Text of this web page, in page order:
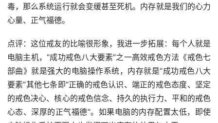
毒，那么系统运行就会变缓甚至死机。内存就是我们的心力
心量、正气福德。
点评：这位戒友的比喻很形象，我进一步拓展：每个人就是
电脑主机，“成功戒色八大要素”之一高效戒色方法《戒色七
部曲》就是强大的电脑操作系统，内存就是“成功戒色八大
要素”其他七条即“正确的戒色认识、端正的戒色态度、坚定
的戒色决心、核心的戒色信念、持久的执行力、平和的戒色
心态、深厚的正气福德”。如果电脑的内存配置太低，即使